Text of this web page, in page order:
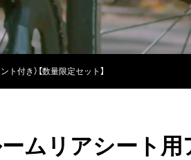
付き）【数量限定セット】
ムリアシート